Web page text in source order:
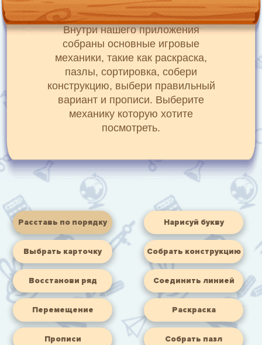
Внутри нашего приложения
собраны основные игровые
механики, такие как раскраска,
пазлы, сортировка, собери
конструкцию, выбери правильный
вариант и прописи. Выберите
механику которую хотите
посмотреть.
Расставь по порядку Нарисуй букву
Выбрать карточку Собрать конструкцию
Восстанови ряд Соединить линией
Перемещение Раскраска
Прописи Собрать пазл